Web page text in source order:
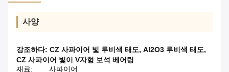
사양
강조하다: CZ 사파이어 빛 루비색 태도, Al2O3 루비색 태도,
CZ 사파이어 빛이 V자형 보석 베어링
재료:
사파이어